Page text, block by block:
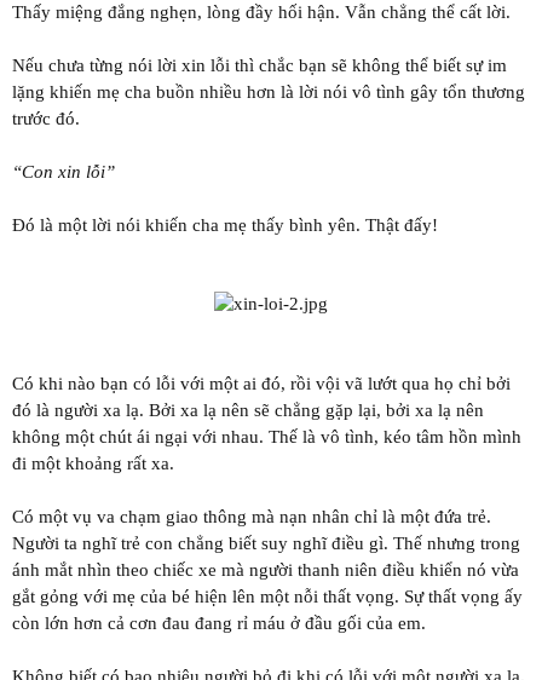
Thấy miệng đắng nghẹn, lòng đầy hối hận. Vẫn chẳng thể cất lời.
Nếu chưa từng nói lời xin lỗi thì chắc bạn sẽ không thể biết sự im
lặng khiến mẹ cha buồn nhiều hơn là lời nói vô tình gây tổn thương
trước đó.
“Con xin lỗi”
Đó là một lời nói khiến cha mẹ thấy bình yên. Thật đấy!
Có khi nào bạn có lỗi với một ai đó, rồi vội vã lướt qua họ chỉ bởi
đó là người xa lạ. Bởi xa lạ nên sẽ chẳng gặp lại, bởi xa lạ nên
không một chút ái ngại với nhau. Thế là vô tình, kéo tâm hồn mình
đi một khoảng rất xa.
Có một vụ va chạm giao thông mà nạn nhân chỉ là một đứa trẻ.
Người ta nghĩ trẻ con chẳng biết suy nghĩ điều gì. Thế nhưng trong
ánh mắt nhìn theo chiếc xe mà người thanh niên điều khiển nó vừa
gắt gỏng với mẹ của bé hiện lên một nỗi thất vọng. Sự thất vọng ấy
còn lớn hơn cả cơn đau đang rỉ máu ở đầu gối của em.
Không biết có bao nhiêu người bỏ đi khi có lỗi với một người xa lạ.